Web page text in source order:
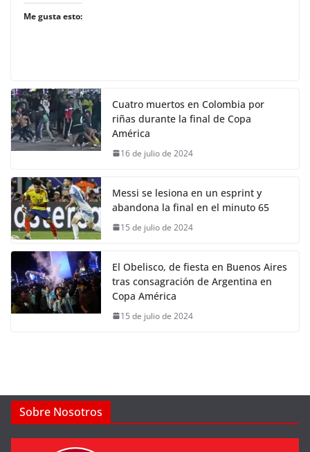
Me gusta esto:
Cuatro muertos en Colombia por
riñas durante la final de Copa
América
16 de julio de 2024
Messi se lesiona en un esprint y
abandona la final en el minuto 65
15 de julio de 2024
El Obelisco, de fiesta en Buenos Aires
tras consagración de Argentina en
Copa América
15 de julio de 2024
Sobre Nosotros